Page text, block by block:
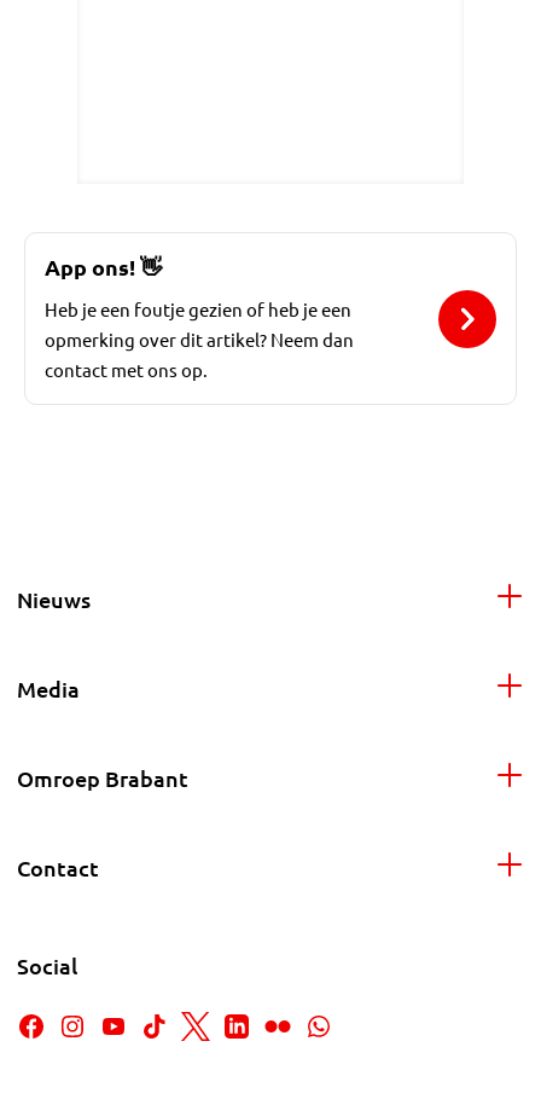
App ons!👋
Heb je een foutje gezien of heb je een
opmerking over dit artikel? Neem dan
contact met ons op.
Nieuws
Media
Omroep Brabant
Contact
Social